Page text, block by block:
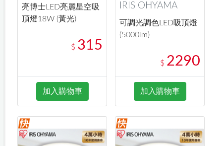
亮博士LED亮麗星空吸
頂燈18W (黃光)
$ 315
加入購物車
IRIS OHYAMA
可調光調色LED吸頂燈
(5000lm)
$ 2290
加入購物車